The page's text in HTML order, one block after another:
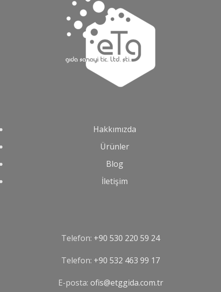
Hakkımızda
Ürünler
Blog
İletişim
Telefon: +90 530 220 59 24
Telefon: ‪+90 532 463 99 17‬
E-posta: ofis@etggida.com.tr